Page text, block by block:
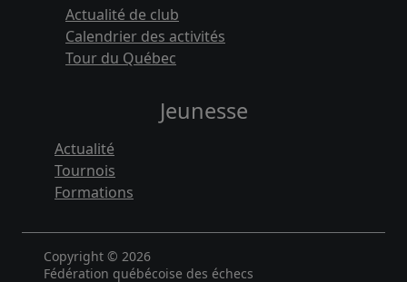
Actualité de club
Calendrier des activités
Tour du Québec
Jeunesse
Actualité
Tournois
Formations
Copyright © 2026
Fédération québécoise des échecs